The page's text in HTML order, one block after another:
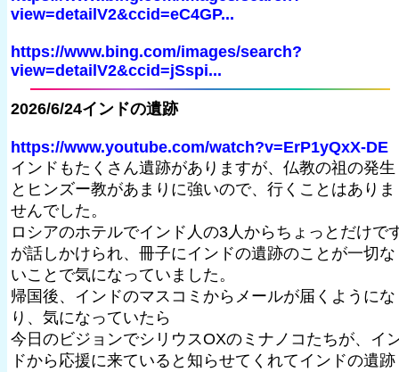
view=detailV2&ccid=eC4GP...
https://www.bing.com/images/search?
view=detailV2&ccid=jSspi...
2026/6/24インドの遺跡
https://www.youtube.com/watch?v=ErP1yQxX-DE
インドもたくさん遺跡がありますが、仏教の祖の発生
とヒンズー教があまりに強いので、行くことはありま
せんでした。
ロシアのホテルでインド人の3人からちょっとだけで
が話しかけられ、冊子にインドの遺跡のことが一切な
いことで気になっていました。
帰国後、インドのマスコミからメールが届くようにな
り、気になっていたら
今日のビジョンでシリウスOXのミナノコたちが、イ
ドから応援に来ていると知らせてくれてインドの遺跡